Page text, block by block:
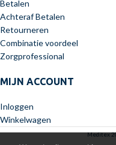
Betalen
Achteraf Betalen
Retourneren
Combinatie voordeel
Zorgprofessional
MIJN ACCOUNT
Inloggen
Winkelwagen
Meditex